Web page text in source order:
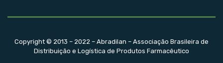
Copyright © 2013 – 2022 – Abradilan – Associação Brasileira de
Distribuição e Logística de Produtos Farmacêutico